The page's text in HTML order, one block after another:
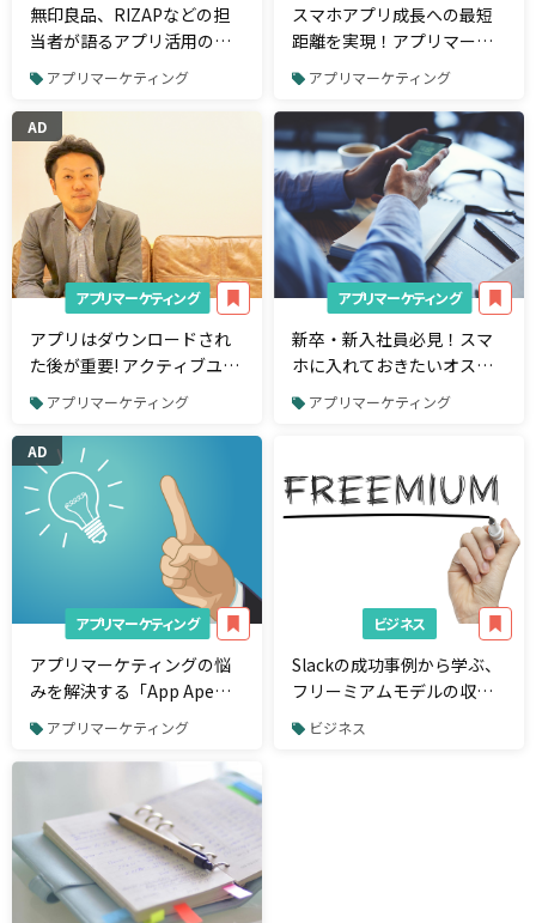
無印良品、RIZAPなどの担
当者が語るアプリ活用の顧
客体験とは
アプリマーケティング
スマホアプリ成長への最短
距離を実現！アプリマーケ
ティングの要「他社アプリ
の分析で重要な指標」を解
説
アプリマーケティング
AD
アプリマーケティング
アプリはダウンロードされ
た後が重要! アクティブユー
ザーを増やすためのリテン
アプリマーケティング
アプリマーケティング
新卒・新入社員必見！スマ
ホに入れておきたいオスス
メアプリ8選
アプリマーケティング
AD
アプリマーケティング
アプリマーケティングの悩
みを解決する「App Ape」
の米国市場データを見るこ
アプリマーケティング
ビジネス
Slackの成功事例から学ぶ、
フリーミアムモデルの収益
化のヒント
ビジネス